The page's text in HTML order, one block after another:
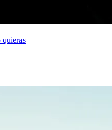
quieras